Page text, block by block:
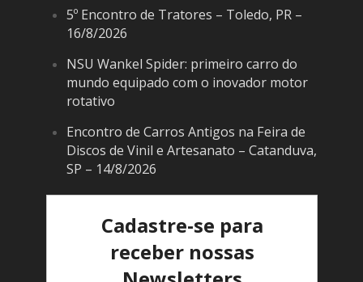
5º Encontro de Tratores – Toledo, PR –
16/8/2026
NSU Wankel Spider: primeiro carro do
mundo equipado com o inovador motor
rotativo
Encontro de Carros Antigos na Feira de
Discos de Vinil e Artesanato – Catanduva,
SP – 14/8/2026